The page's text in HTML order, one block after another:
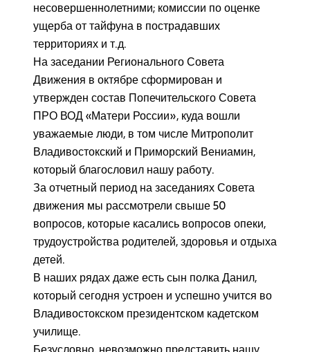
несовершеннолетними; комиссии по оценке
ущерба от тайфуна в пострадавших
территориях и т.д.
На заседании Регионального Совета
Движения в октябре сформирован и
утвержден состав Попечительского Совета
ПРО ВОД «Матери России», куда вошли
уважаемые люди, в том числе Митрополит
Владивостокский и Приморский Вениамин,
который благословил нашу работу.
За отчетный период на заседаниях Совета
движения мы рассмотрели свыше 50
вопросов, которые касались вопросов опеки,
трудоустройства родителей, здоровья и отдыха
детей.
В наших рядах даже есть сын полка Данил,
который сегодня устроен и успешно учится во
Владивостокском президентском кадетском
училище.